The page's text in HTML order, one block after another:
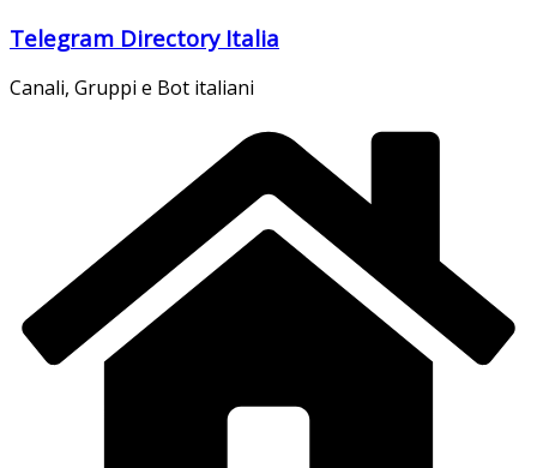
Salta
contenuto
Telegram Directory Italia
Canali, Gruppi e Bot italiani